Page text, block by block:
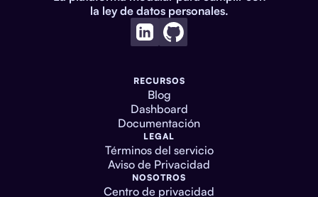
la ley de datos personales.
RECURSOS
Blog
Dashboard
Documentación
LEGAL
Términos del servicio
Aviso de Privacidad
NOSOTROS
Centro de privacidad